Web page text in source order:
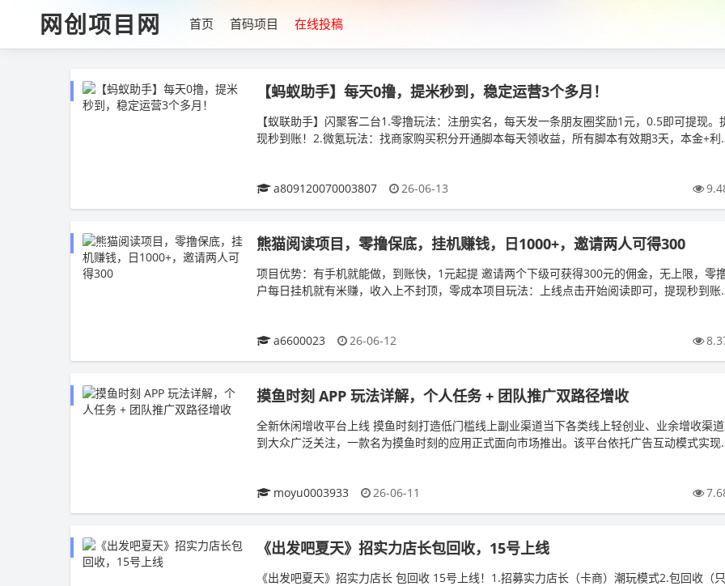
网创项目网 首页 首码项目 在线投稿
【蚂蚁助手】每天0撸，提米秒到，稳定运营3个多月！
【蚁联助手】闪聚客二台1.零撸玩法：注册实名，每天发一条朋友圈奖励1元，0.5即可提现。
现秒到账！2.微氪玩法：找商家购买积分开通脚本每天领收益，所有脚本有效期3天，本金+利
a809120070003807 26-06-13
熊猫阅读项目，零撸保底，挂机赚钱，日1000+，邀请两人可得300
项目优势：有手机就能做，到账快，1元起提 邀请两个下级可获得300元的佣金，无上限，零
户每日挂机就有米赚，收入上不封顶，零成本项目玩法：上线点击开始阅读即可，提现秒到账
a6600023 26-06-12
摸鱼时刻 APP 玩法详解，个人任务 + 团队推广双路径增收
全新休闲增收平台上线 摸鱼时刻打造低门槛线上副业渠道当下各类线上轻创业、业余增收渠
到大众广泛关注，一款名为摸鱼时刻的应用正式面向市场推出。该平台依托广告互动模式实现
moyu0003933 26-06-11
《出发吧夏天》招实力店长包回收，15号上线
《出发吧夏天》招实力店长 包回收 15号上线！1.招募实力店长（卡商）潮玩模式2.包回收（